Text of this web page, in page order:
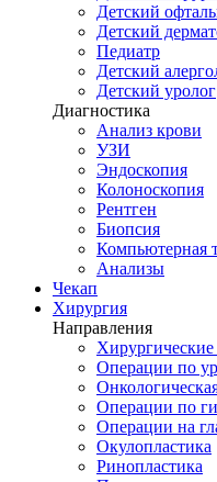
Детский
Детский
Педиатр
Детский
Детский уролог
Диагностика
Анализ крови
УЗИ
Эндоскопия
Колоноскопия
Рентген
Биопсия
Компьютерная
Анализы
Чекап
Хирургия
Направления
Операции по
Операции по
Операции на
Окулопластика
Ринопластика